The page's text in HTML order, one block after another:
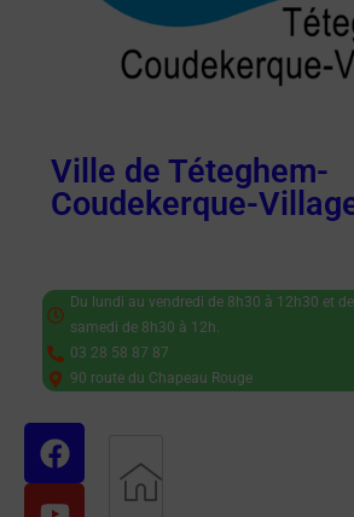
Ville de Téteghem-
Coudekerque-
Du lundi au vendredi de 8h30 à 12h30 et
samedi de 8h30 à 12h.
03 28 58 87 87
90 route du Chapeau Rouge